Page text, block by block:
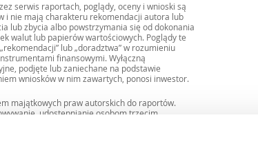
serwis raportach, poglądy, oceny i wnioski są
i nie mają charakteru rekomendacji autora lub
lub zbycia albo powstrzymania się od dokonania
walut lub papierów wartościowych. Poglądy te
lub „doradztwa” w rozumieniu
finansowymi. Wyłączną
podjęte lub zaniechane na podstawie
wniosków w nim zawartych, ponosi inwestor.
majątkowych praw autorskich do raportów.
udostępnianie osobom trzecim